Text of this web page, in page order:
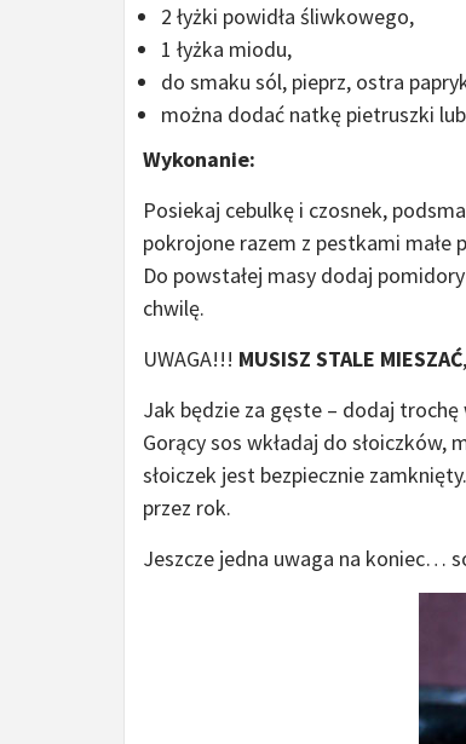
2 łyżki powidła śliwkowego,
1 łyżka miodu,
do smaku sól, pieprz, ostra
można dodać natkę pietruszki
Wykonanie:
Posiekaj cebulkę i czosnek,
pokrojone razem z pestkami małe
Do powstałej masy dodaj
chwilę.
UWAGA!!! MUSISZ STALE MIESZAĆ
Jak będzie za gęste – dodaj
Gorący sos wkładaj do słoiczków,
słoiczek jest bezpiecznie
przez rok.
Jeszcze jedna uwaga na koniec…